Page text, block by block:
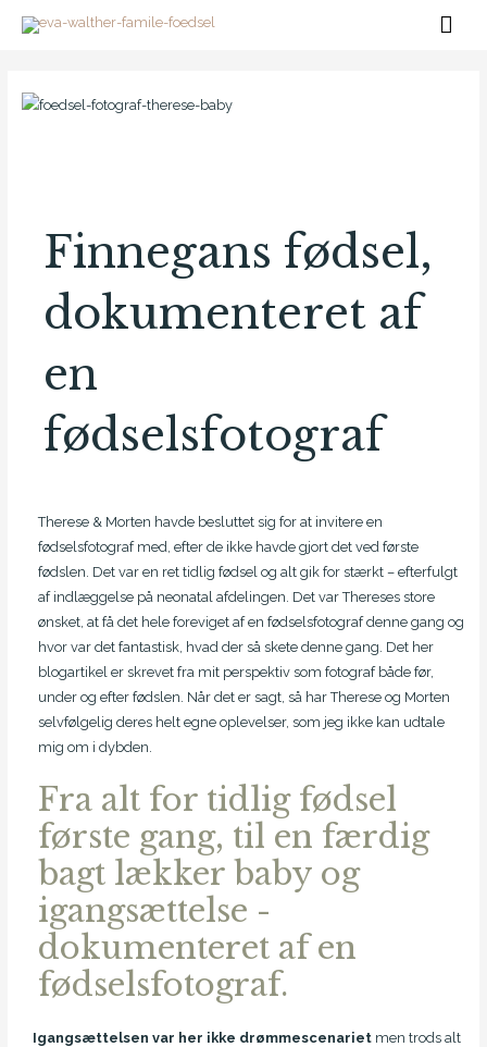
Finnegans fødsel,
dokumenteret af
en
fødselsfotograf
Therese & Morten havde besluttet sig for at invitere en
fødselsfotograf med, efter de ikke havde gjort det ved første
fødslen. Det var en ret tidlig fødsel og alt gik for stærkt – efterfulgt
af indlæggelse på neonatal afdelingen. Det var Thereses store
ønsket, at få det hele foreviget af en fødselsfotograf denne gang og
hvor var det fantastisk, hvad der så skete denne gang. Det her
blogartikel er skrevet fra mit perspektiv som fotograf både før,
under og efter fødslen. Når det er sagt, så har Therese og Morten
selvfølgelig deres helt egne oplevelser, som jeg ikke kan udtale
mig om i dybden.
Fra alt for tidlig fødsel
første gang, til en færdig
bagt lækker baby og
igangsættelse -
dokumenteret af en
fødselsfotograf.
Igangsættelsen var her ikke drømmescenariet men trods alt